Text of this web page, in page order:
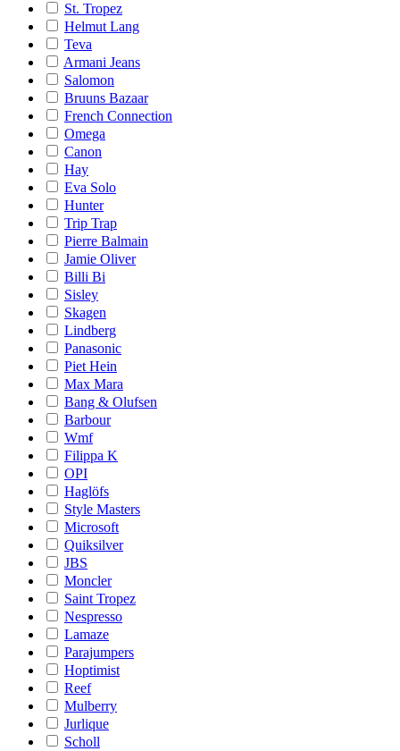
St. Tropez
Helmut Lang
Teva
Armani Jeans
Salomon
Bruuns Bazaar
French Connection
Omega
Canon
Hay
Eva Solo
Hunter
Trip Trap
Pierre Balmain
Jamie Oliver
Billi Bi
Sisley
Skagen
Lindberg
Panasonic
Piet Hein
Max Mara
Bang & Olufsen
Barbour
Wmf
Filippa K
OPI
Haglöfs
Style Masters
Microsoft
Quiksilver
JBS
Moncler
Saint Tropez
Nespresso
Lamaze
Parajumpers
Hoptimist
Reef
Mulberry
Jurlique
Scholl